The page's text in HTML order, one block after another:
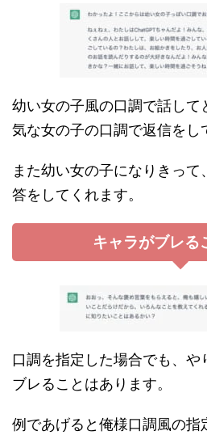
幼い女の子風の口調で話して
気な女の子の口調で返信をし
また幼い女の子になりきって
答をしてくれます。
キャラがブレる
口調を指定した場合でも、
ブレることはあります。
例であげると俺様口調風の指